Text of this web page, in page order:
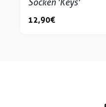
Socken 'Keys'
12,90 €